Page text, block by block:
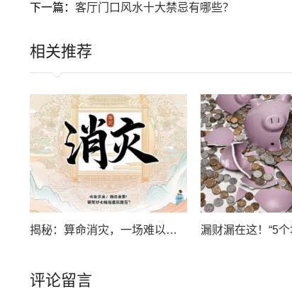
下一篇： 客厅门口风水十大禁忌有哪些？
相关推荐
揭秘：算命消灾，一场难以自圆的闹剧
评论留言